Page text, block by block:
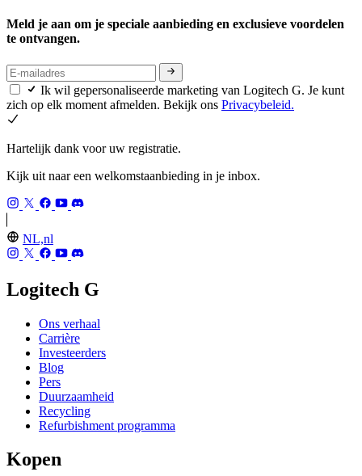
Meld je aan om je speciale aanbieding en exclusieve voordelen
te ontvangen.
Ik wil gepersonaliseerde marketing van Logitech G. Je kunt
zich op elk moment afmelden. Bekijk ons Privacybeleid.
Hartelijk dank voor uw registratie.
Kijk uit naar een welkomstaanbieding in je inbox.
NL,nl
Logitech G
Ons verhaal
Carrière
Investeerders
Blog
Pers
Duurzaamheid
Recycling
Refurbishment programma
Kopen